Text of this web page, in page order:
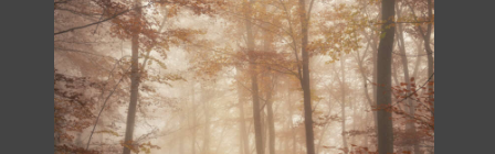
LED-LEUCHTBILDER
WIR DRUCKEN IHR BILD
AUSSTELLUNGEN